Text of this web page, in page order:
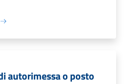
autorimessa o posto